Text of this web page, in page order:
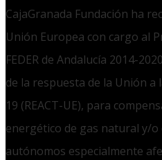
CajaGranada Fundación ha
Unión Europea con cargo al
FEDER de Andalucía 2014-
de la respuesta de la Unión a
19 (REACT-UE), para
energético de gas natural y/o
autónomos especialmente